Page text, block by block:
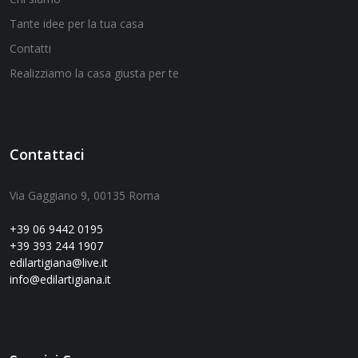
Tante idee per la tua casa
Contatti
Realizziamo la casa giusta per te
Contattaci
Via Gaggiano 9, 00135 Roma
+39 06 9442 0195
+39 393 244 1907
edilartigiana@live.it
info@edilartigiana.it